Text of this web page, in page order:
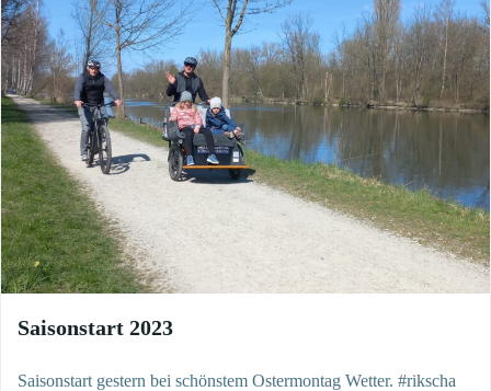
Saisonstart 2023
Saisonstart gestern bei schönstem Ostermontag Wetter. #rikscha